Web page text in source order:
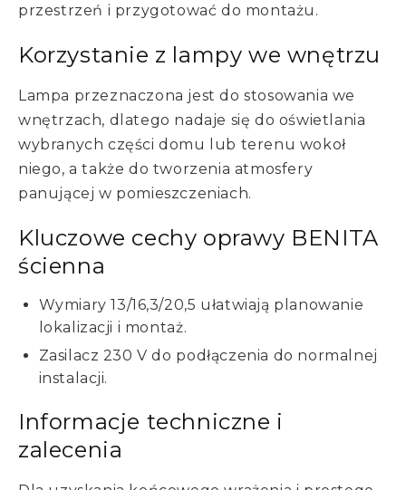
przestrzeń i przygotować do montażu.
Korzystanie z lampy we wnętrzu
Lampa przeznaczona jest do stosowania we
wnętrzach, dlatego nadaje się do oświetlania
wybranych części domu lub terenu wokoł
niego, a także do tworzenia atmosfery
panującej w pomieszczeniach.
Kluczowe cechy oprawy BENITA
ścienna
Wymiary 13/16,3/20,5 ułatwiają planowanie
lokalizacji i montaż.
Zasilacz 230 V do podłączenia do normalnej
instalacji.
Informacje techniczne i
zalecenia